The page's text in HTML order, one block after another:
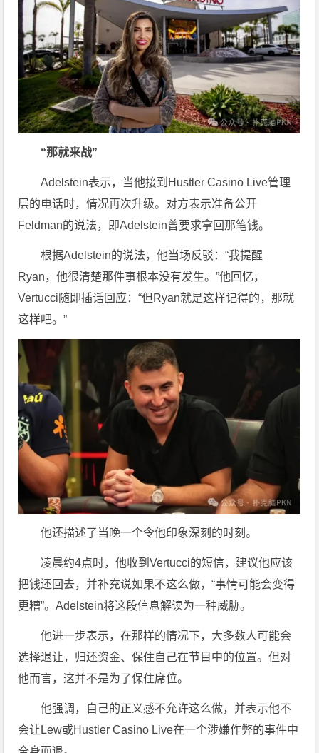
“那就来战”
Adelstein表示，当他接到Hustler Casino Live管理
层的电话时，情况再次升级。对方表示准备公开
Feldman的说法，即Adelstein曾要求拿回那笔钱。
根据Adelstein的说法，他当场反驳：“我提醒
Ryan，他很清楚那件事根本没有发生。”他回忆，
Vertucci随即插话回应：“但Ryan就是这样记得的，那就
这样吧。”
他还描述了当晚一个令他印象深刻的时刻。
凌晨约4点时，他收到Vertucci的短信，建议他应该
把钱还回去，并补充说如果不这么做，“事情可能会变得
更糟”。Adelstein将这段信息解读为一种威胁。
他进一步表示，在那样的情况下，大多数人可能会
选择退让，归还资金、保住自己在节目中的位置。但对
他而言，这并不是为了保住席位。
他强调，自己的正义感不允许这么做，并表示他不
会让Lew或Hustler Casino Live在一个涉嫌作弊的事件中